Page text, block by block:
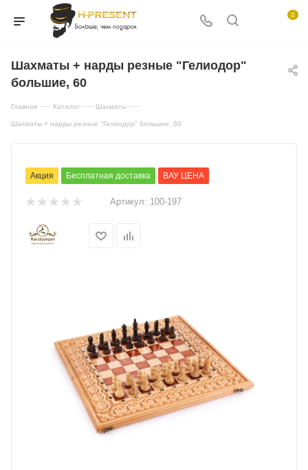
0
Шахматы + нарды резные "Гелиодор"
большие, 60
Главная — Каталог — Шахматы —
Шахматы + нарды резные "Гелиодор" большие, 60
Акция Бесплатная доставка ВАУ ЦЕНА
Артикул: 100-197